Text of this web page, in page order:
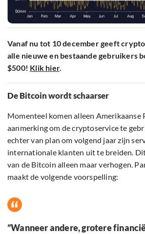
Vanaf nu tot 10 december geeft
alle nieuwe en bestaande gebruikers
$500! Klik hier.
De Bitcoin wordt schaarser
Momenteel komen alleen Amerikaanse
aanmerking om de cryptoservice te
echter van plan om volgend jaar zijn
internationale klanten uit te breiden.
van de Bitcoin alleen maar verhogen.
maakt de volgende voorspelling:
”Wanneer andere, grotere